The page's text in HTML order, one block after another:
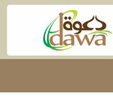
Skip
Search